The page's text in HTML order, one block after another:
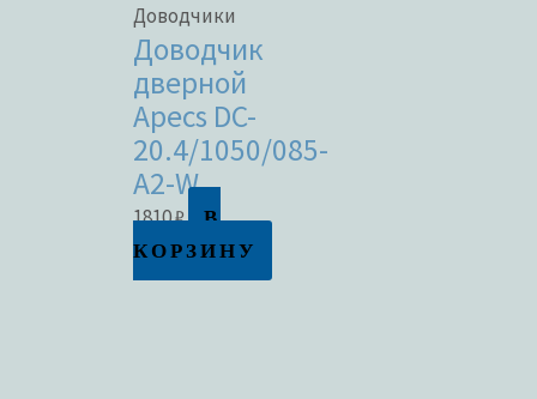
Доводчики
Доводчик
дверной
Apecs DC-
20.4/1050/085-
A2-W
1810₽
В
КОРЗИНУ